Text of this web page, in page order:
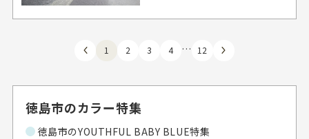
1 2 3 4 … 12
徳島市のカラー特集
徳島市のYOUTHFUL BABY BLUE特集